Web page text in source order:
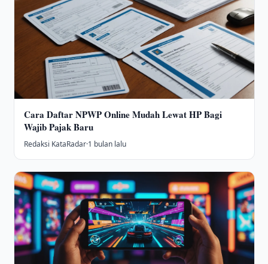
Cara Daftar NPWP Online Mudah Lewat HP Bagi
Wajib Pajak Baru
Redaksi KataRadar·1 bulan lalu